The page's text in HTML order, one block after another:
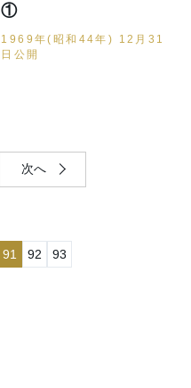
①
1969年(昭和44年) 12月31
日公開
次へ
91 92 93